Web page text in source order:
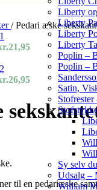
Liberty
Liberty
Liberty
Liberty
Poplin –
Poplin –
Satin,
Sy selv
Udsalg –
William
/ Pedari æske
21,95
26,95
til en pedariæske